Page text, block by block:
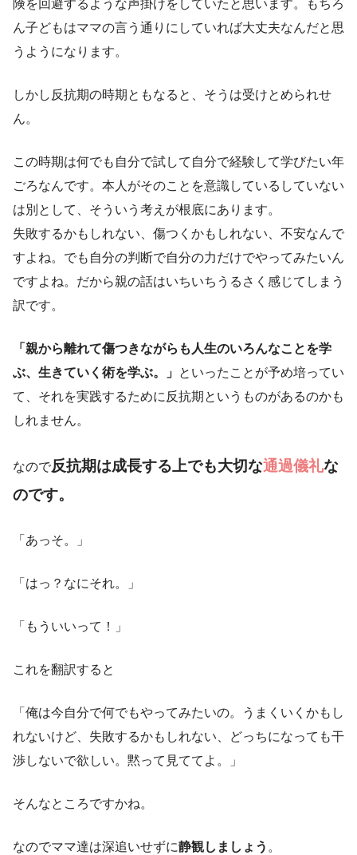
険を回避するような声掛けをしていたと思います。もちろ
ん子どもはママの言う通りにしていれば大丈夫なんだと思
うようになります。
しかし反抗期の時期ともなると、そうは受けとめられせ
ん。
この時期は何でも自分で試して自分で経験して学びたい年
ごろなんです。本人がそのことを意識しているしていない
は別として、そういう考えが根底にあります。
失敗するかもしれない、傷つくかもしれない、不安なんで
すよね。でも自分の判断で自分の力だけでやってみたいん
ですよね。だから親の話はいちいちうるさく感じてしまう
訳です。
「親から離れて傷つきながらも人生のいろんなことを学
ぶ、生きていく術を学ぶ。」 といったことが予め培ってい
て、それを実践するために反抗期というものがあるのかも
しれません。
なので反抗期は成長する上でも大切な通過儀礼な
のです。
「あっそ。」
「はっ？なにそれ。」
「もういいって！」
これを翻訳すると
「俺は今自分で何でもやってみたいの。うまくいくかもし
れないけど、失敗するかもしれない、どっちになっても干
渉しないで欲しい。黙って見ててよ。」
そんなところですかね。
なのでママ達は深追いせずに静観しましょう 。